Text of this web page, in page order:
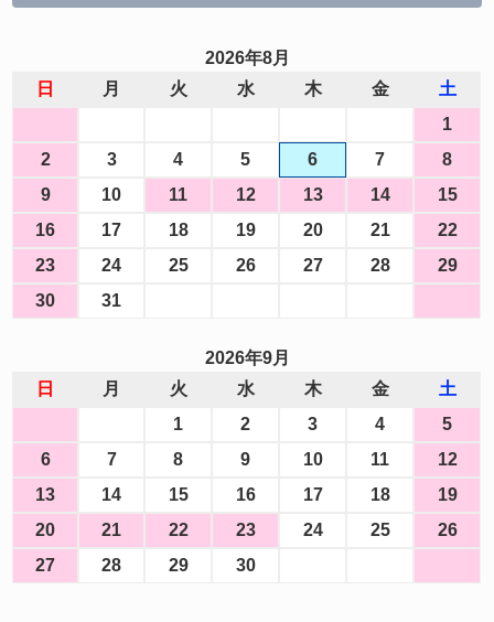
2026年8月
日
月 火 水 木 金
土
1
2
3 4 5 6 7
8
9
10 11 12 13 14
15
16
17 18 19 20 21
22
23
24 25 26 27 28
29
30
31
2026年9月
日
月 火 水 木 金
土
1
2 3 4
5
6
7 8 9 10 11
12
13
14 15 16 17 18
19
20
21 22 23 24 25
26
27
28 29 30